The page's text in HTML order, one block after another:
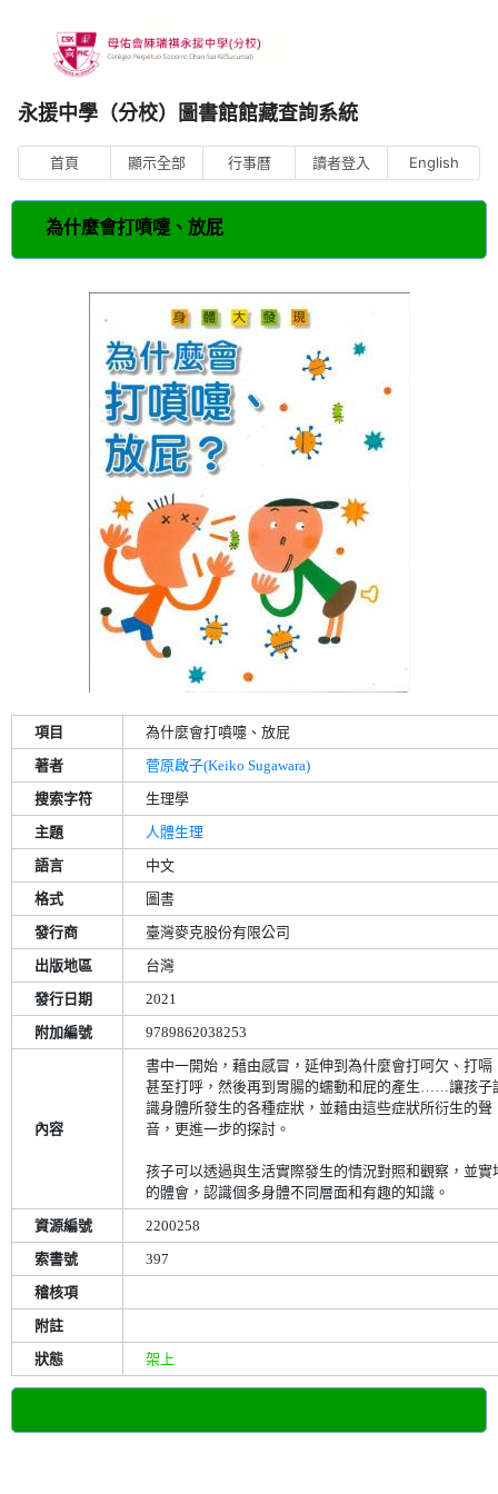
永援中學（分校）圖書館館藏查詢系統
首頁 顯示全部 行事曆 讀者登入 English
為什麼會打噴嚏、放屁
項目
為什麼會打噴嚏、放屁
著者
菅原啟子(Keiko Sugawara)
搜索字符
生理學
主題
人體生理
語言
中文
格式
圖書
發行商
臺灣麥克股份有限公司
出版地區
台灣
發行日期
2021
附加編號
9789862038253
內容
書中一開始，藉由感冒，延伸到為什麼會打呵欠、打嗝
甚至打呼，然後再到胃腸的蠕動和屁的產生……讓孩子
識身體所發生的各種症狀，並藉由這些症狀所衍生的聲
音，更進一步的探討。
孩子可以透過與生活實際發生的情況對照和觀察，並實
的體會，認識個多身體不同層面和有趣的知識。
資源編號
2200258
索書號
397
稽核項
附註
狀態
架上